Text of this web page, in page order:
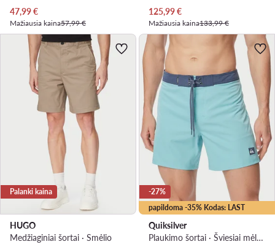
Dabartinė kaina
47,99€
Mažiausia kaina57,99 €
Dabartinė kaina
125,99€
Mažiausia kaina133,99 €
Palanki kaina
HUGO
Medžiaginiai šortai · Smėlio
papildoma -35% Kodas: LAST
-27%
Quiksilver
Plaukimo šortai · Šviesiai mėlyna